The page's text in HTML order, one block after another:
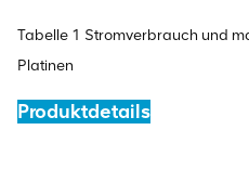
Tabelle 1 Stromverbrauch und
Platinen
Produktdetails